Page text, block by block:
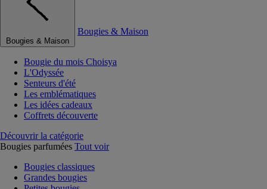
Bougies & Maison
Bougies & Maison
Bougie du mois Choisya
L'Odyssée
Senteurs d'été
Les emblématiques
Les idées cadeaux
Coffrets découverte
Découvrir la catégorie
Bougies parfumées Tout voir
Bougies classiques
Grandes bougies